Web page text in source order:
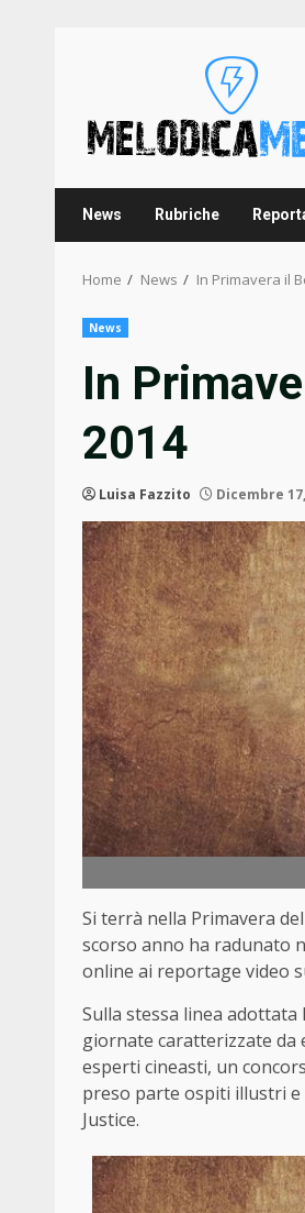
News Rubriche
Home News In Primavera il
News
In
2014
Luisa Fazzito Dicembre
Si terrà nella Primavera
scorso anno ha radunato
online ai reportage video
Sulla stessa linea adottata
giornate caratterizzate da
esperti cineasti, un
preso parte ospiti illustri e
Justice.